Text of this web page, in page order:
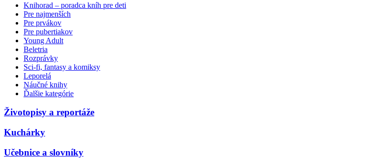
Knihorad – poradca kníh pre deti
Pre najmenších
Pre prvákov
Pre pubertiakov
Young Adult
Beletria
Rozprávky
Sci-fi, fantasy a komiksy
Leporelá
Náučné knihy
Ďalšie kategórie
Životopisy a reportáže
Kuchárky
Učebnice a slovníky